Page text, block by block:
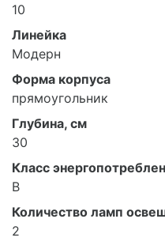
10
Линейка
Модерн
Форма корпуса
прямоугольник
Глубина, см
30
Класс
B
Количество ламп
2